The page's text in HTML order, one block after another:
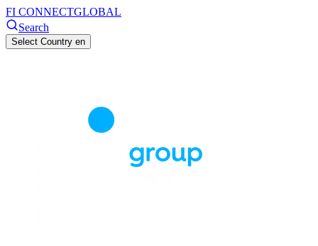
FI CONNECTGLOBAL
Search
Select Country en